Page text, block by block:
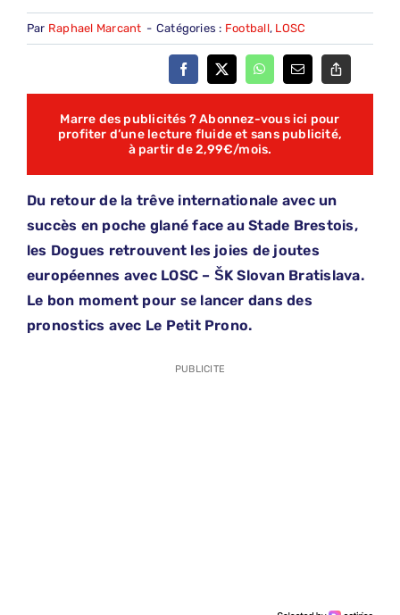
Par Raphael Marcant - Catégories : Football, LOSC
Marre des publicités ? Abonnez-vous ici pour
profiter d’une lecture fluide et sans publicité,
à partir de 2,99€/mois.
Du retour de la trêve internationale avec un
succès en poche glané face au Stade Brestois,
les Dogues retrouvent les joies de joutes
européennes avec LOSC – ŠK Slovan Bratislava.
Le bon moment pour se lancer dans des
pronostics avec Le Petit Prono.
PUBLICITE